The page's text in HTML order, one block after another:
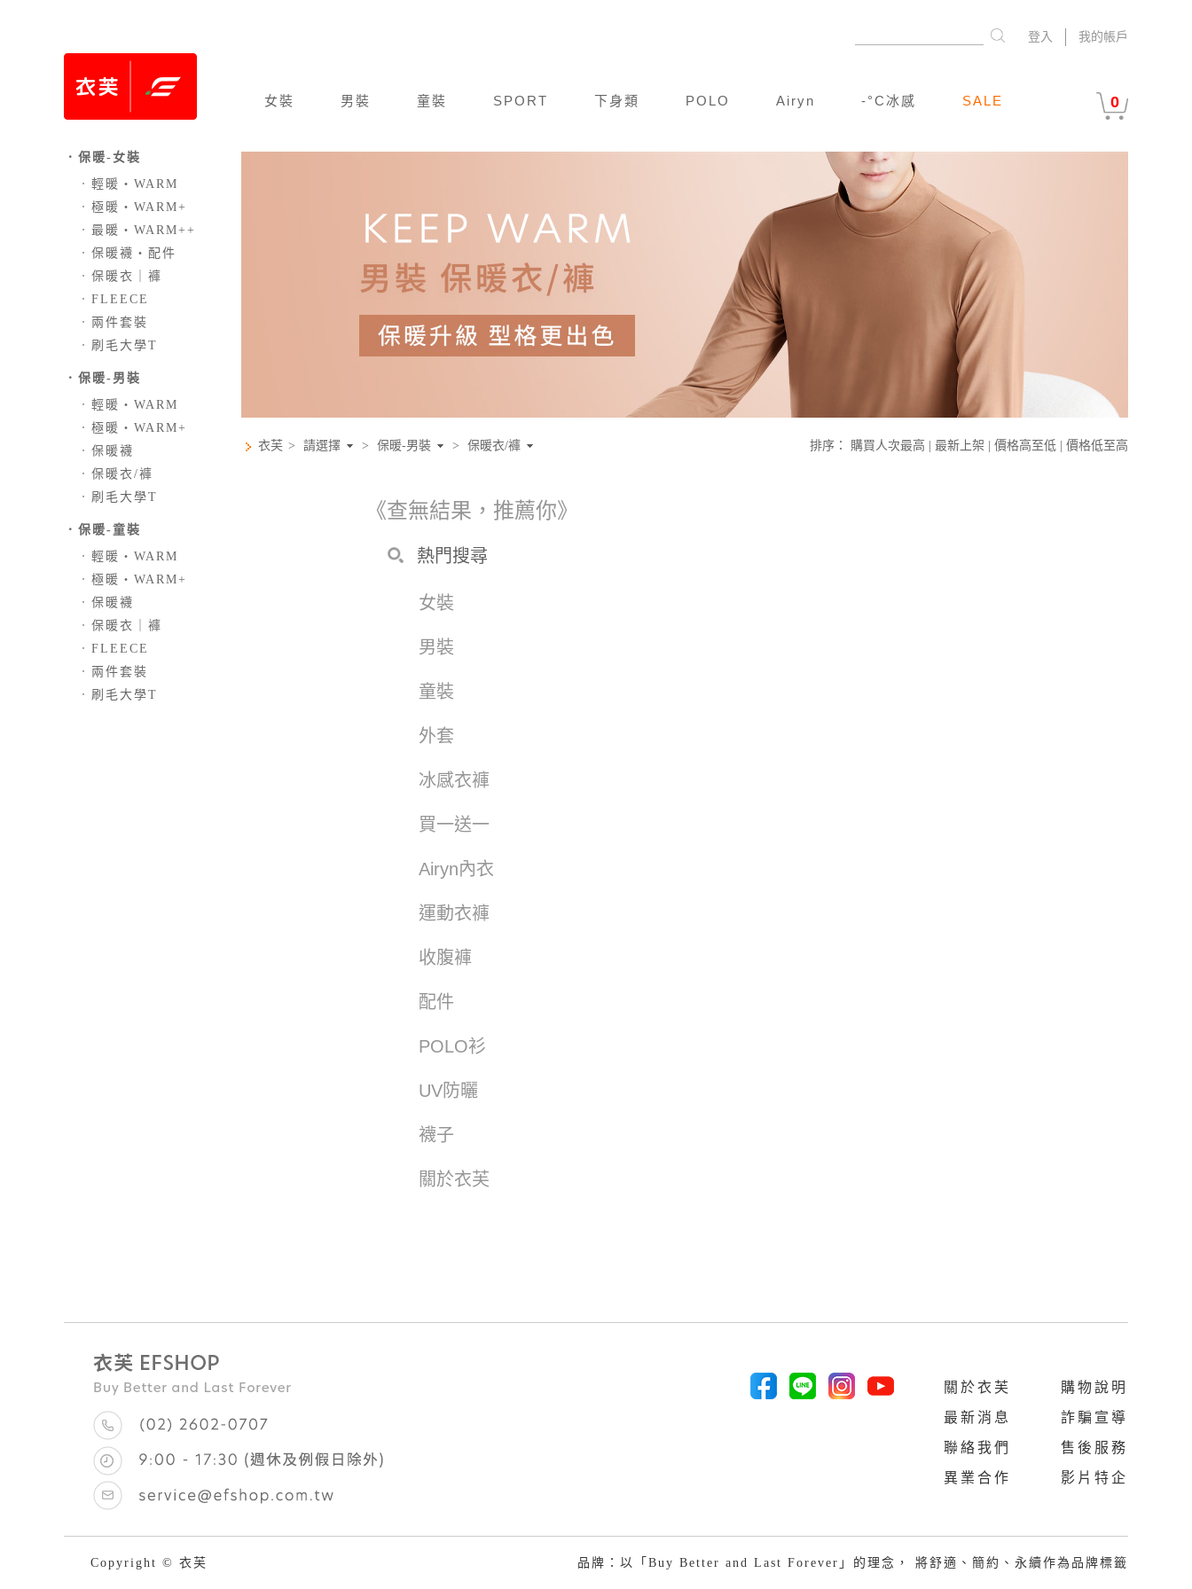
我的帳戶
登入
女裝 男裝 童裝 SPORT 下身類 POLO Airyn -°C冰感 SALE 0
．保暖-女裝
． 輕暖‧WARM
． 極暖‧WARM+
． 最暖‧WARM++
． 保暖襪‧配件
． 保暖衣｜褲
． FLEECE
． 兩件套裝
． 刷毛大學T
．保暖-男裝
． 輕暖‧WARM
． 極暖‧WARM+
． 保暖襪
． 保暖衣/褲
． 刷毛大學T
．保暖-童裝
． 輕暖‧WARM
． 極暖‧WARM+
． 保暖襪
． 保暖衣｜褲
． FLEECE
． 兩件套裝
． 刷毛大學T
衣芙 > 請選擇 > 保暖-男裝 > 保暖衣/褲 排序： 購買人次最高 最新上架 價格高至低 價格低至高
《查無結果，推薦你》
熱門搜尋
女裝
男裝
童裝
外套
冰感衣褲
買一送一
Airyn內衣
運動衣褲
收腹褲
配件
POLO衫
UV防曬
襪子
關於衣芙
購物說明
詐騙宣導
售後服務
影片特企
關於衣芙
最新消息
聯絡我們
異業合作
Copyright © 衣芙 品牌：以「Buy Better and Last Forever」的理念， 將舒適、簡約、永續作為品牌標籤